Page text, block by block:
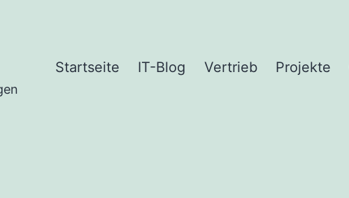
Startseite IT-Blog Vertrieb Projekte